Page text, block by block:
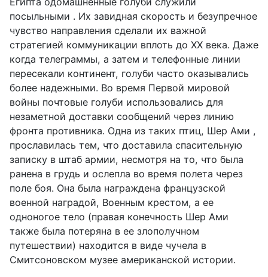
посыльными . Их завидная скорость и безупречное
чувство направления сделали их важной
стратегией коммуникации вплоть до XX века. Даже
когда телеграммы, а затем и телефонные линии
пересекали континент, голуби часто оказывались
более надежными. Во время Первой мировой
войны почтовые голуби использовались для
незаметной доставки сообщений через линию
фронта противника. Одна из таких птиц, Шер Ами ,
прославилась тем, что доставила спасительную
записку в штаб армии, несмотря на то, что была
ранена в грудь и ослепла во время полета через
поле боя. Она была награждена французской
военной наградой, Военным крестом, а ее
одноногое тело (правая конечность Шер Ами
также была потеряна в ее злополучном
путешествии) находится в виде чучела в
Смитсоновском музее американской истории.